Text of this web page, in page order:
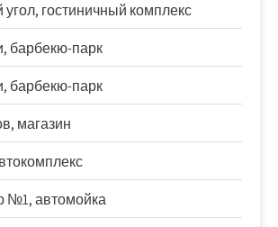
гостиничный комплекс
барбекю-парк
барбекю-парк
магазин
№1, автомойка